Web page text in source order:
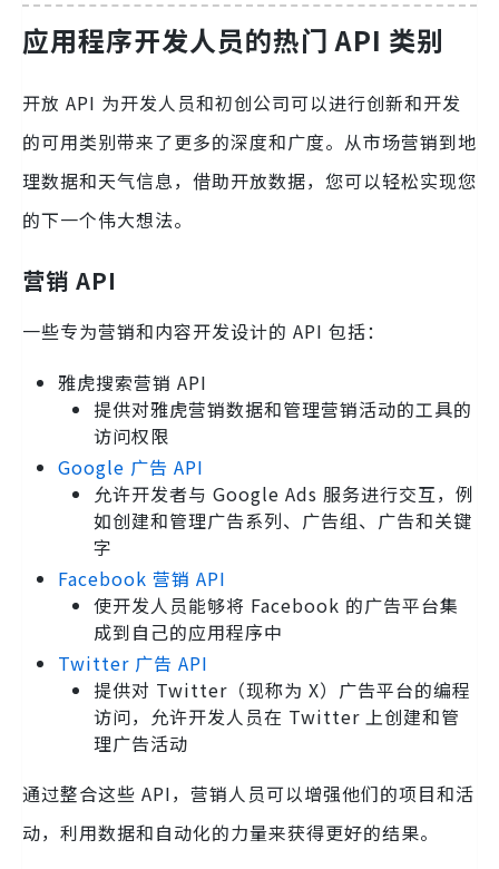
应用程序开发人员的热门 API 类别
开放 API 为开发人员和初创公司可以进行创新和开发
的可用类别带来了更多的深度和广度。从市场营销到地
理数据和天气信息，借助开放数据，您可以轻松实现您
的下一个伟大想法。
营销 API
一些专为营销和内容开发设计的 API 包括：
雅虎搜索营销 API
提供对雅虎营销数据和管理营销活动的工具的
访问权限
Google 广告 API
允许开发者与 Google Ads 服务进行交互，例
如创建和管理广告系列、广告组、广告和关键
字
Facebook 营销 API
使开发人员能够将 Facebook 的广告平台集
成到自己的应用程序中
Twitter 广告 API
提供对 Twitter（现称为 X）广告平台的编程
访问，允许开发人员在 Twitter 上创建和管
理广告活动
通过整合这些 API，营销人员可以增强他们的项目和活
动，利用数据和自动化的力量来获得更好的结果。